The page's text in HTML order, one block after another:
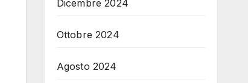
Dicembre 2024
Ottobre 2024
Agosto 2024